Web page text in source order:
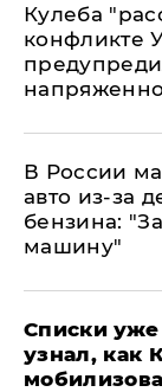
Кулеба
конфликте
В России
авто из-за
бензина:
машину"
Списки
узнал, как